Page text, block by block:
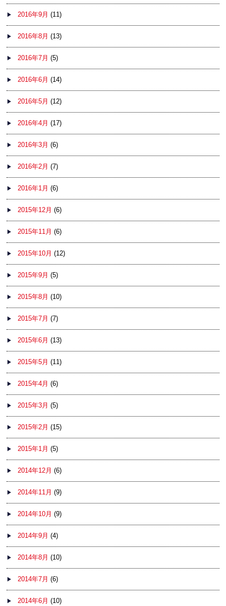
2016年9月 (11)
2016年8月 (13)
2016年7月 (5)
2016年6月 (14)
2016年5月 (12)
2016年4月 (17)
2016年3月 (6)
2016年2月 (7)
2016年1月 (6)
2015年12月 (6)
2015年11月 (6)
2015年10月 (12)
2015年9月 (5)
2015年8月 (10)
2015年7月 (7)
2015年6月 (13)
2015年5月 (11)
2015年4月 (6)
2015年3月 (5)
2015年2月 (15)
2015年1月 (5)
2014年12月 (6)
2014年11月 (9)
2014年10月 (9)
2014年9月 (4)
2014年8月 (10)
2014年7月 (6)
2014年6月 (10)